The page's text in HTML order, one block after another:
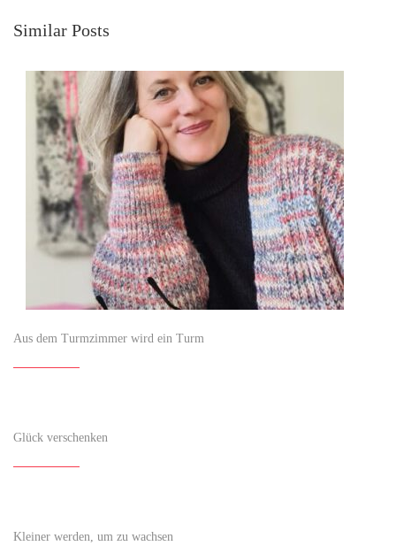
Similar Posts
Aus dem Turmzimmer wird ein Turm
Glück verschenken
Kleiner werden, um zu wachsen